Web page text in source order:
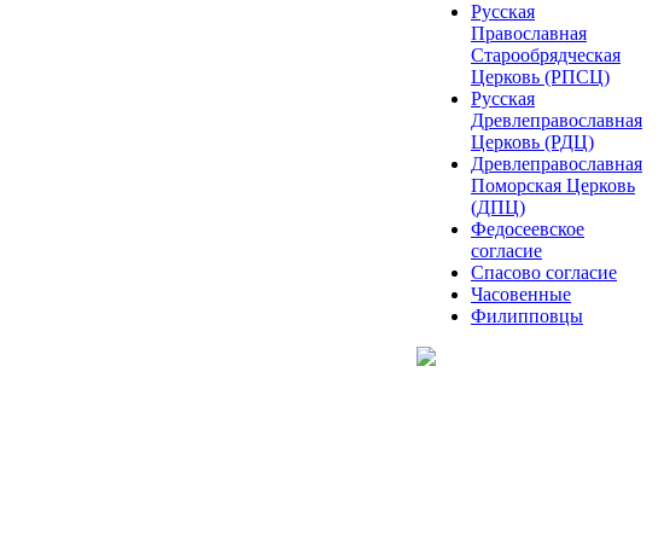
Русская
Православная
Старообрядческая
Церковь (РПСЦ)
Русская
Древлеправославная
Церковь (РДЦ)
Древлеправославная
Поморская Церковь
(ДПЦ)
Федосеевское
согласие
Спасово согласие
Часовенные
Филипповцы